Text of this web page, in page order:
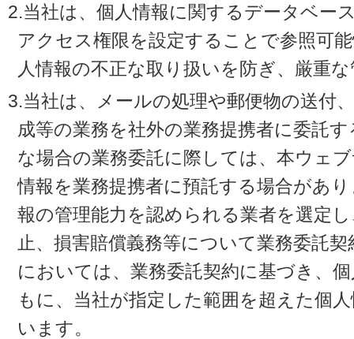
2.当社は、個人情報に関するデータベー
アクセス権限を設定することで参照可
人情報の不正な取り扱いを防ぎ、厳重
3.当社は、メールの処理や郵便物の送付
成等の業務を社外の業務提携者に委託
な場合の業務委託に際しては、本ウェ
情報を業務提携者に預託する場合があ
報の管理能力を認められる業者を選定
止、損害賠償義務等について業務委託
においては、業務委託契約に基づき、
もに、当社が指定した範囲を超えた個
います。